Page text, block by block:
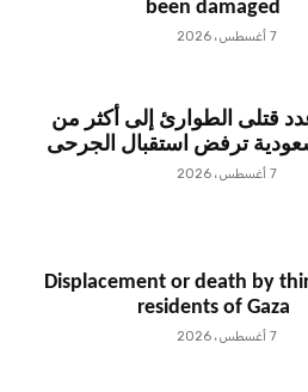
been damaged
7 أغسطس، 2026
قتلى الطوارئ إلى أكثر من
7 أغسطس، 2026
Displacement or death by
residents of Gaza
7 أغسطس، 2026